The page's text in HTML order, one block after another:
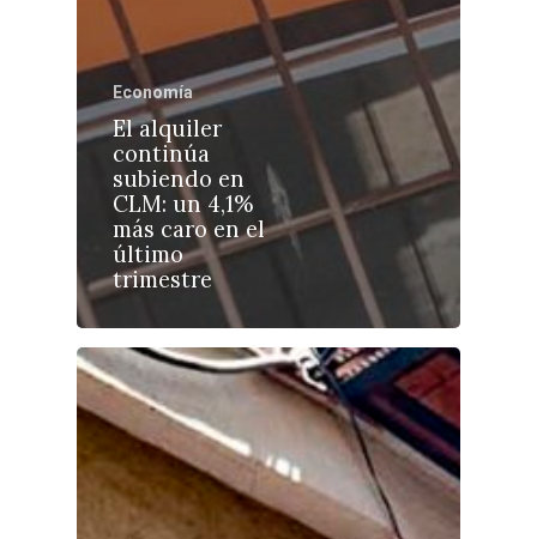
Economía
El alquiler
continúa
subiendo en
CLM: un 4,1%
más caro en el
último
trimestre
Castilla-La
Toledo
Ciudad Real
Albacete
Cuenca
Guadalajara
Talavera
Sanidad
Economía
Educación
Cultura
Deportes
Sucesos
Medio Ambiente
Planeta Rural